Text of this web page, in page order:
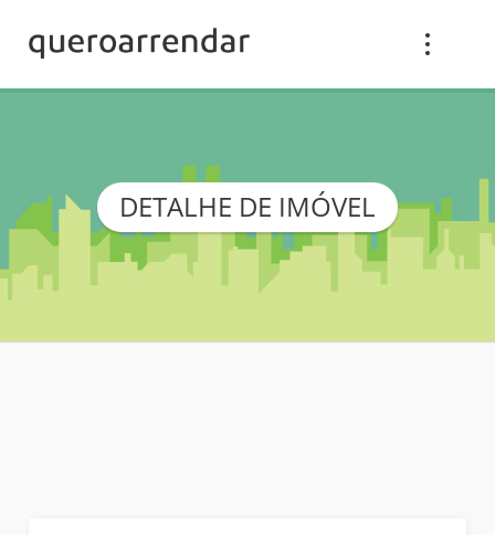
DETALHE DE IMÓVEL